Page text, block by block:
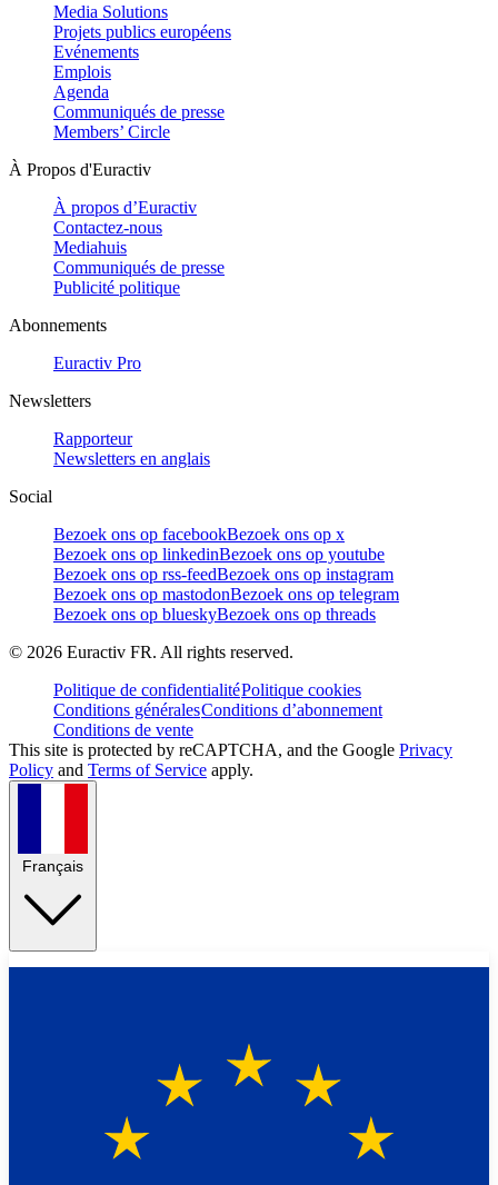
Media Solutions
Projets publics européens
Evénements
Emplois
Agenda
Communiqués de presse
Members’ Circle
À Propos d'Euractiv
À propos d’Euractiv
Contactez-nous
Mediahuis
Communiqués de presse
Publicité politique
Abonnements
Euractiv Pro
Newsletters
Rapporteur
Newsletters en anglais
Social
Bezoek ons op facebookBezoek ons op x
Bezoek ons op linkedinBezoek ons op youtube
Bezoek ons op rss-feedBezoek ons op instagram
Bezoek ons op mastodonBezoek ons op telegram
Bezoek ons op blueskyBezoek ons op threads
© 2026 Euractiv FR. All rights reserved.
Politique de confidentialitéPolitique cookies
Conditions généralesConditions d’abonnement
Conditions de vente
This site is protected by reCAPTCHA, and the Google Privacy
Policy and Terms of Service apply.
Français